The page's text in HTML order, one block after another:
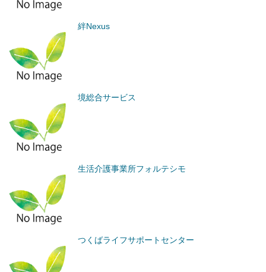
絆Nexus
境総合サービス
生活介護事業所フォルテシモ
つくばライフサポートセンター